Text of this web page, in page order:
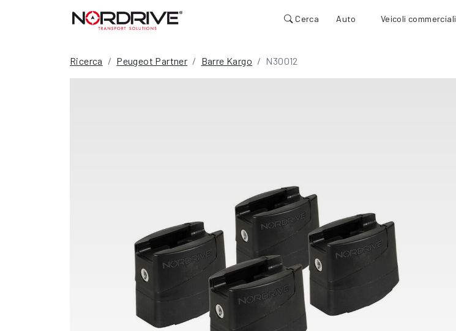
Cerca Auto Veicoli commerciali
Ricerca Peugeot Partner Barre Kargo N30012